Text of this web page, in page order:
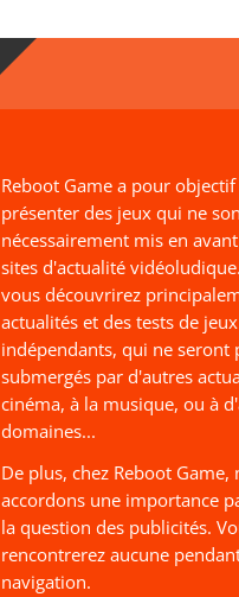
Reboot Game a pour
présenter des jeux qui ne
nécessairement mis en
sites d'actualité
vous découvrirez
actualités et des tests de jeux
indépendants, qui ne seront
submergés par d'autres
cinéma, à la musique, ou à
domaines...
De plus, chez Reboot Game,
accordons une importance
la question des publicités.
rencontrerez aucune
navigation.